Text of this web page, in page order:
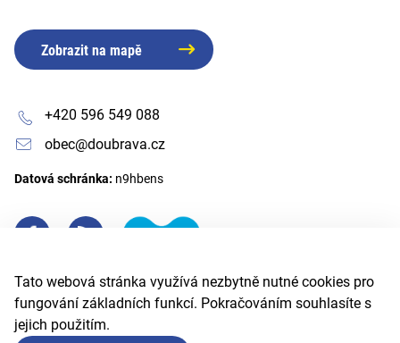
Tato webová stránka využívá nezbytně nutné cookies pro
fungování základních funkcí. Pokračováním souhlasíte s
jejich použitím.
Zobrazit na mapě
+420 596 549 088
obec@doubrava.cz
Datová schránka: n9hbens